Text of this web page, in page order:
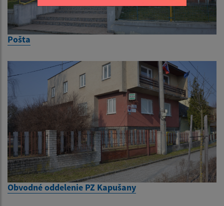
Pošta
Obvodné oddelenie PZ Kapušany